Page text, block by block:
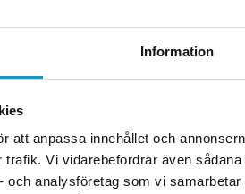
Information
att anpassa innehållet och
Vi vidarebefordrar även
och analysföretag som vi